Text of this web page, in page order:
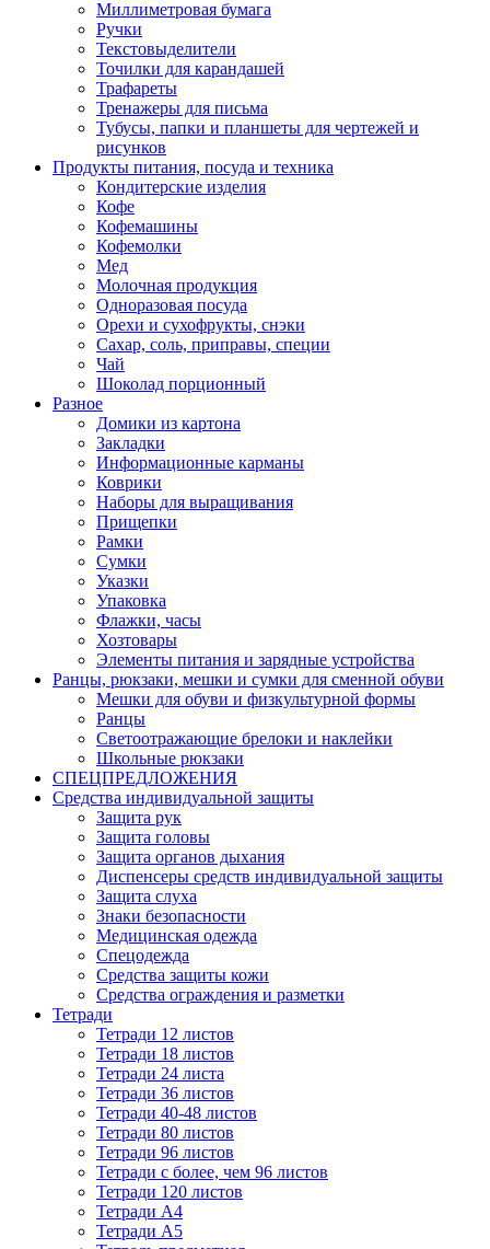
Миллиметровая бумага
Ручки
Текстовыделители
Точилки для карандашей
Трафареты
Тренажеры для письма
Тубусы, папки и планшеты для чертежей и
рисунков
Продукты питания, посуда и техника
Кондитерские изделия
Кофе
Кофемашины
Кофемолки
Мед
Молочная продукция
Одноразовая посуда
Орехи и сухофрукты, снэки
Сахар, соль, приправы, специи
Чай
Шоколад порционный
Разное
Домики из картона
Закладки
Информационные карманы
Коврики
Наборы для выращивания
Прищепки
Рамки
Сумки
Указки
Упаковка
Флажки, часы
Хозтовары
Элементы питания и зарядные устройства
Ранцы, рюкзаки, мешки и сумки для сменной обуви
Мешки для обуви и физкультурной формы
Ранцы
Светоотражающие брелоки и наклейки
Школьные рюкзаки
СПЕЦПРЕДЛОЖЕНИЯ
Средства индивидуальной защиты
Защита рук
Защита головы
Защита органов дыхания
Диспенсеры средств индивидуальной защиты
Защита слуха
Знаки безопасности
Медицинская одежда
Спецодежда
Средства защиты кожи
Средства ограждения и разметки
Тетради
Тетради 12 листов
Тетради 18 листов
Тетради 24 листа
Тетради 36 листов
Тетради 40-48 листов
Тетради 80 листов
Тетради 96 листов
Тетради с более, чем 96 листов
Тетради 120 листов
Тетради А4
Тетради А5